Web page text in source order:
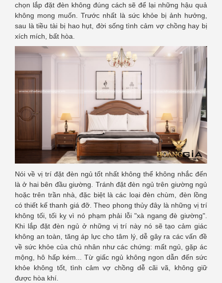
chọn lắp đặt đèn không đúng cách sẽ để lại những hậu quả
không mong muốn. Trước nhất là sức khỏe bị ảnh hưởng,
sau là tiều tài bị hao hụt, đời sống tình cảm vợ chồng hay bị
xích mích, bất hòa.
Nói về vị trí đặt đèn ngủ tốt nhất không thể không nhắc đến
là ở hai bên đầu giường. Tránh đặt đèn ngủ trên giường ngủ
hoặc trên trần nhà, đặc biệt là các loại đèn chùm, đèn lồng
có thiết kế thanh giá đỡ. Theo phong thủy đây là những vị trí
không tối, tối kỵ vì nó phạm phải lỗi "xà ngang đè giường".
Khi lắp đặt đèn ngủ ở những vị trí này nó sẽ tạo cảm giác
không an toàn, tăng áp lực cho tâm lý, dễ gây ra các vấn đề
về sức khỏe của chủ nhân như các chứng: mất ngủ, gặp ác
mộng, hô hấp kém... Từ giấc ngủ không ngon dẫn đến sức
khỏe không tốt, tình cảm vợ chồng dễ cãi vã, không giữ
được hòa khí.